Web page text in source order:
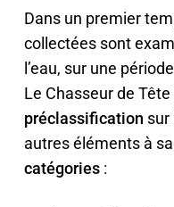
Dans un premier
collectées sont
l’eau, sur une
Le Chasseur de
préclassification sur
autres éléments à
catégories: